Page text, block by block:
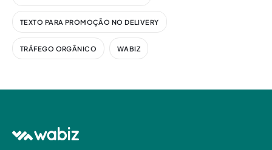
TEXTO PARA PROMOÇÃO NO DELIVERY
TRÁFEGO ORGÂNICO WABIZ